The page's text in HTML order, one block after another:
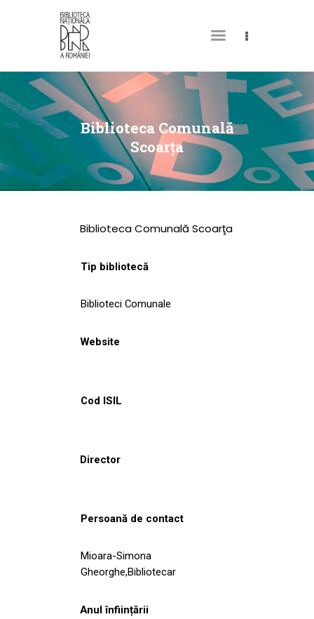
Biblioteca Comunală
Scoarţa
DESPRE NOI
PERMISUL MEU DE
BIBLIOTECĂ
CATALOAGE ȘI
COLECȚII
CULTURALE
NOUTĂȚI
Biblioteca Comunală Scoarţa
Tip bibliotecă
Biblioteci Comunale
Website
Cod ISIL
Director
Persoană de contact
Mioara-Simona
Gheorghe,Bibliotecar
Anul înființării